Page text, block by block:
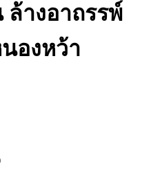
ล้างอาถรรพ์
องหว้า